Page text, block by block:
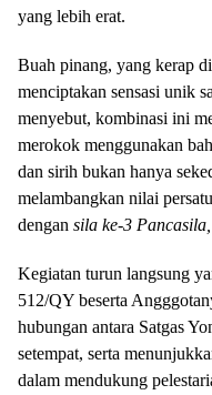
yang lebih erat.
Buah pinang, yang kerap
menciptakan sensasi unik
menyebut, kombinasi ini
merokok menggunakan
dan sirih bukan hanya
melambangkan nilai
dengan sila ke-3
Kegiatan turun langsung
512/QY beserta
hubungan antara Satgas
setempat, serta
dalam mendukung